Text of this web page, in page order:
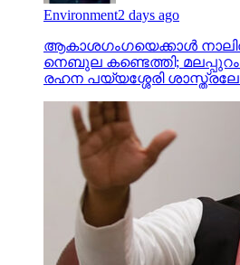
Environment2 days ago
ആകാശഗംഗയെക്കാള്‍
നെബുല കണ്ടെത്തി;
രഹന പയ്യശ്ശേരി